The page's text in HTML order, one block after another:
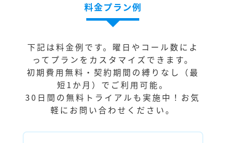
料金プラン例
下記は料金例です。曜日やコール数によ
ってプランをカスタマイズできます。
初期費用無料・契約期間の縛りなし（最
短1か月）でご利用可能。
30日間の無料トライアルも実施中！お気
軽にお問い合わせください。